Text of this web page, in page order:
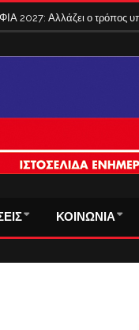
2027: Αλλάζει ο τρόπος
ΚΟΙΝΩΝΙΑ